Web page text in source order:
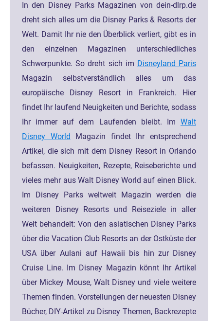
In den Disney Parks Magazinen von dein-dlrp.de
dreht sich alles um die Disney Parks & Resorts der
Welt. Damit Ihr nie den Überblick verliert, gibt es in
den einzelnen Magazinen unterschiedliches
Schwerpunkte. So dreht sich im Disneyland Paris
Magazin selbstverständlich alles um das
europäische Disney Resort in Frankreich. Hier
findet Ihr laufend Neuigkeiten und Berichte, sodass
Ihr immer auf dem Laufenden bleibt. Im Walt
Disney World Magazin findet Ihr entsprechend
Artikel, die sich mit dem Disney Resort in Orlando
befassen. Neuigkeiten, Rezepte, Reiseberichte und
vieles mehr aus Walt Disney World auf einen Blick.
Im Disney Parks weltweit Magazin werden die
weiteren Disney Resorts und Reiseziele in aller
Welt behandelt: Von den asiatischen Disney Parks
über die Vacation Club Resorts an der Ostküste der
USA über Aulani auf Hawaii bis hin zur Disney
Cruise Line. Im Disney Magazin könnt Ihr Artikel
über Mickey Mouse, Walt Disney und viele weitere
Themen finden. Vorstellungen der neuesten Disney
Bücher, DIY-Artikel zu Disney Themen, Backrezepte